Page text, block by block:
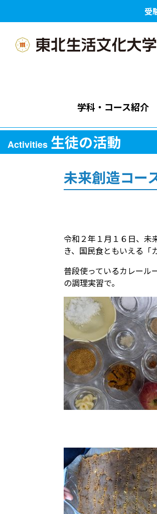
受
学科・コース紹介
Activities 生徒の活動
未来創造コー
令和２年１月１６日、
き、国民食ともいえる「
普段使っているカレール
の調理実習で。